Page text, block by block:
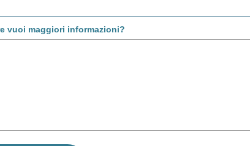
vuoi maggiori informazioni?